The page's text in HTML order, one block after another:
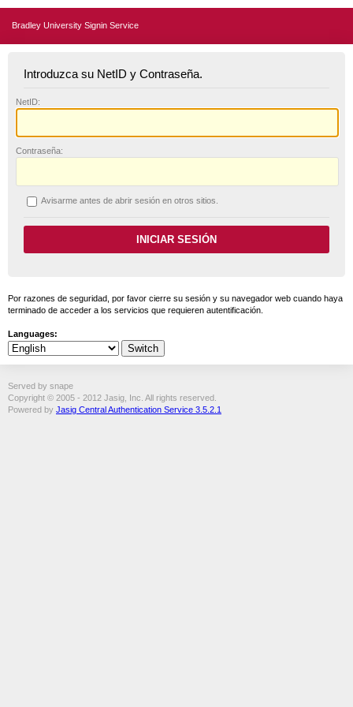
Bradley University Signin Service
Introduzca su NetID y Contraseña.
NetID:
Contraseña:
Avisarme antes de abrir sesión en otros sitios.
Por razones de seguridad, por favor cierre su sesión y su navegador web cuando haya
terminado de acceder a los servicios que requieren autentificación.
Languages:
Served by snape
Copyright © 2005 - 2012 Jasig, Inc. All rights reserved.
Powered by Jasig Central Authentication Service 3.5.2.1